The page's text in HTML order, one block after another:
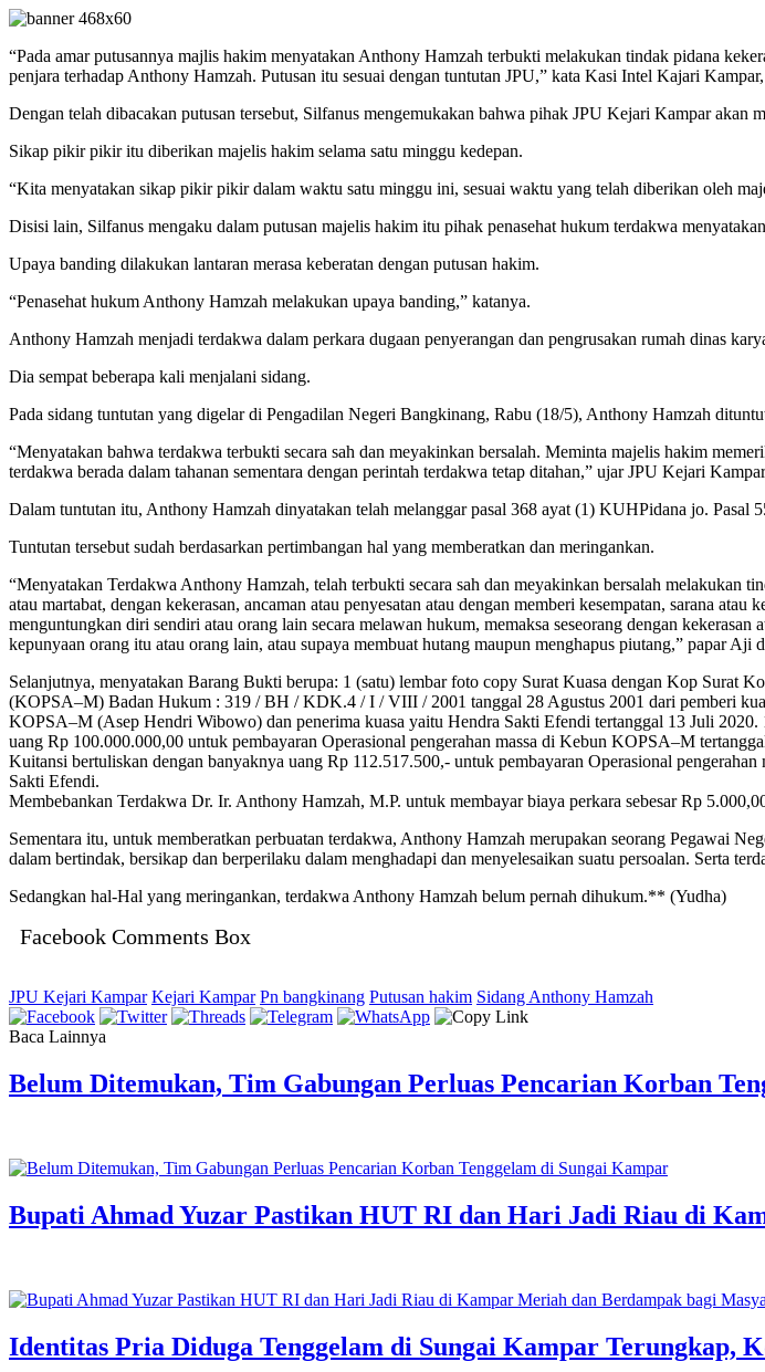
“Pada amar putusannya majlis hakim menyatakan Anthony Hamzah terbukti melakukan tindak pidana
penjara terhadap Anthony Hamzah. Putusan itu sesuai dengan tuntutan JPU,” kata Kasi Intel Kajari
Dengan telah dibacakan putusan tersebut, Silfanus mengemukakan bahwa pihak JPU Kejari Kampar akan
Sikap pikir pikir itu diberikan majelis hakim selama satu minggu kedepan.
“Kita menyatakan sikap pikir pikir dalam waktu satu minggu ini, sesuai waktu yang telah diberikan oleh
Disisi lain, Silfanus mengaku dalam putusan majelis hakim itu pihak penasehat hukum terdakwa
Upaya banding dilakukan lantaran merasa keberatan dengan putusan hakim.
“Penasehat hukum Anthony Hamzah melakukan upaya banding,” katanya.
Anthony Hamzah menjadi terdakwa dalam perkara dugaan penyerangan dan pengrusakan rumah dinas
Dia sempat beberapa kali menjalani sidang.
Pada sidang tuntutan yang digelar di Pengadilan Negeri Bangkinang, Rabu (18/5), Anthony Hamzah
“Menyatakan bahwa terdakwa terbukti secara sah dan meyakinkan bersalah. Meminta majelis hakim
terdakwa berada dalam tahanan sementara dengan perintah terdakwa tetap ditahan,” ujar JPU Kejari
Dalam tuntutan itu, Anthony Hamzah dinyatakan telah melanggar pasal 368 ayat (1) KUHPidana jo. Pasal
Tuntutan tersebut sudah berdasarkan pertimbangan hal yang memberatkan dan meringankan.
“Menyatakan Terdakwa Anthony Hamzah, telah terbukti secara sah dan meyakinkan bersalah melakukan
atau martabat, dengan kekerasan, ancaman atau penyesatan atau dengan memberi kesempatan, sarana
menguntungkan diri sendiri atau orang lain secara melawan hukum, memaksa seseorang dengan
kepunyaan orang itu atau orang lain, atau supaya membuat hutang maupun menghapus piutang,” papar Aji
Selanjutnya, menyatakan Barang Bukti berupa: 1 (satu) lembar foto copy Surat Kuasa dengan Kop Surat
(KOPSA–M) Badan Hukum : 319 / BH / KDK.4 / I / VIII / 2001 tanggal 28 Agustus 2001 dari pemberi
KOPSA–M (Asep Hendri Wibowo) dan penerima kuasa yaitu Hendra Sakti Efendi tertanggal 13 Juli
uang Rp 100.000.000,00 untuk pembayaran Operasional pengerahan massa di Kebun KOPSA–M
Kuitansi bertuliskan dengan banyaknya uang Rp 112.517.500,- untuk pembayaran Operasional
Sakti Efendi.
Membebankan Terdakwa Dr. Ir. Anthony Hamzah, M.P. untuk membayar biaya perkara sebesar Rp
Sementara itu, untuk memberatkan perbuatan terdakwa, Anthony Hamzah merupakan seorang Pegawai
dalam bertindak, bersikap dan berperilaku dalam menghadapi dan menyelesaikan suatu persoalan. Serta
Sedangkan hal-Hal yang meringankan, terdakwa Anthony Hamzah belum pernah dihukum.** (Yudha)
Facebook Comments Box
JPU Kejari Kampar Kejari Kampar Pn bangkinang Putusan hakim Sidang Anthony Hamzah
Baca Lainnya
Belum Ditemukan, Tim Gabungan Perluas Pencarian Korban
Bupati Ahmad Yuzar Pastikan HUT RI dan Hari Jadi Riau di
Identitas Pria Diduga Tenggelam di Sungai Kampar Terungkap,